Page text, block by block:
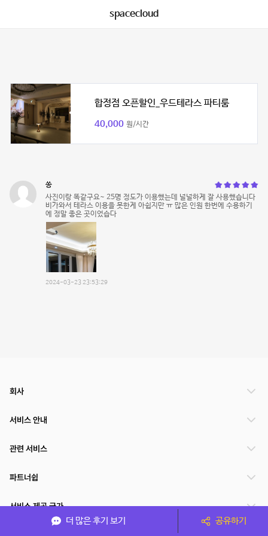
spacecloud
합정점 오픈할인_우드테라스 파티룸
40,000 원/시간
쏭
사진이랑 똑같구요~ 25명 정도가 이용했는데 널널하게 잘 사용했습니다
비가와서 테라스 이용을 못한게 아쉽지만 ㅠ 많은 인원 한번에 수용하기
에 정말 좋은 곳이었습다
2024-03-23 23:53:29
더 많은 후기 보기 공유하기
회사
서비스 안내
관련 서비스
파트너쉽
서비스 제공 국가